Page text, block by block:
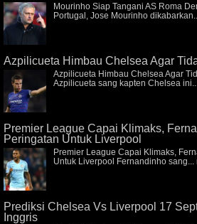
Mourinho Siap Tangani AS Roma
Portugal, Jose Mourinho
Azpilicueta Himbau Chelsea Agar
Azpilicueta Himbau Chelsea Agar
Azpilicueta sang kapten Chelsea
Premier League Capai Klimaks,
Peringatan Untuk Liverpool
Premier League Capai Klimaks,
Untuk Liverpool Fernandinho sang...
Prediksi Chelsea Vs Liverpool 17
Inggris